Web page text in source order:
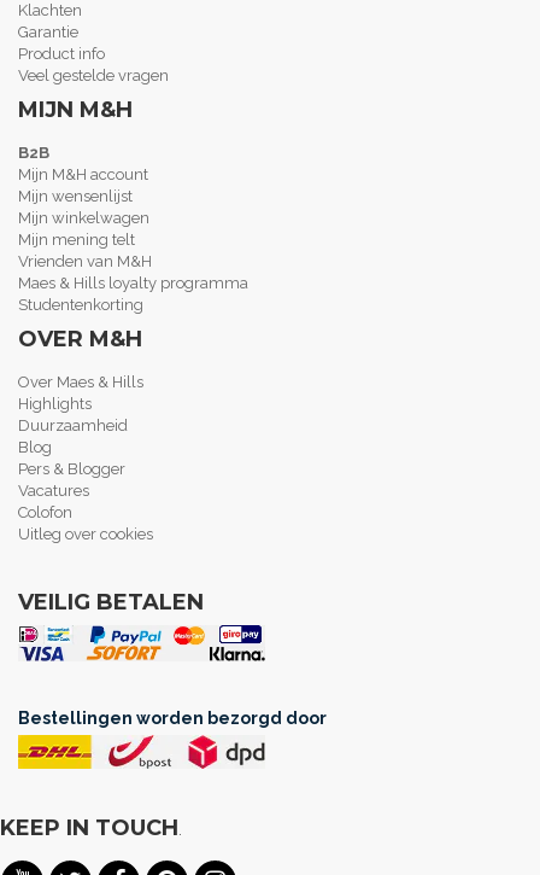
Klachten
Garantie
Product info
Veel gestelde vragen
MIJN M&H
B2B
Mijn M&H account
Mijn wensenlijst
Mijn winkelwagen
Mijn mening telt
Vrienden van M&H
Maes & Hills loyalty programma
Studentenkorting
OVER M&H
Over Maes & Hills
Highlights
Duurzaamheid
Blog
Pers & Blogger
Vacatures
Colofon
Uitleg over cookies
VEILIG BETALEN
Bestellingen worden bezorgd door
KEEP IN TOUCH.